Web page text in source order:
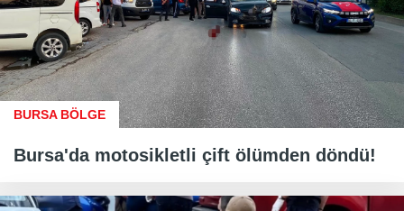
BURSA BÖLGE
Bursa'da motosikletli çift ölümden döndü!